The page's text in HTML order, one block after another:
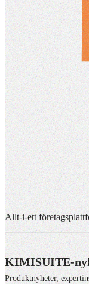
Allt-i-ett
KIMISUITE-
Produktnyheter,